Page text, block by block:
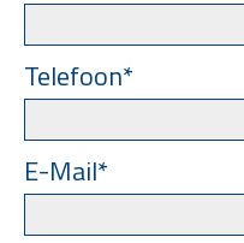
Telefoon*
E-Mail*